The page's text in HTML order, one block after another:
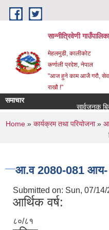
Skip to main content
सान्नीत्रिवेणी गाउँपालिका
मेहलमुडी, कालीकोट
कर्णाली प्रदेश, नेपाल
"आज हुने काम आजै गरौ,
राखौ !"
समाचार
सार्वजनुक
You are here
Home» कार्यक्रम तथा परियोजना»
आ.व 2080-081 आय-
Submitted on: Sun, 07/
आर्थिक वर्ष:
८०/८१